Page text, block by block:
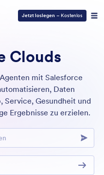
Jetzt loslegen – Kostenlos
Clouds
mit Salesforce
Daten
Service, Gesundheit und
Ergebnisse zu erzielen.